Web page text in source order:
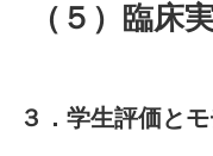
（５）臨床
３．学生評価と